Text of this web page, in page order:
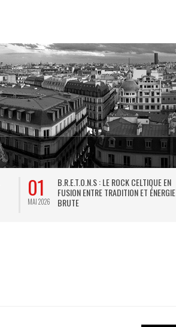
01
MAI 2026
B.R.E.T.O.N.S : LE ROCK CELTIQUE EN
FUSION ENTRE TRADITION ET ÉNERGIE
BRUTE